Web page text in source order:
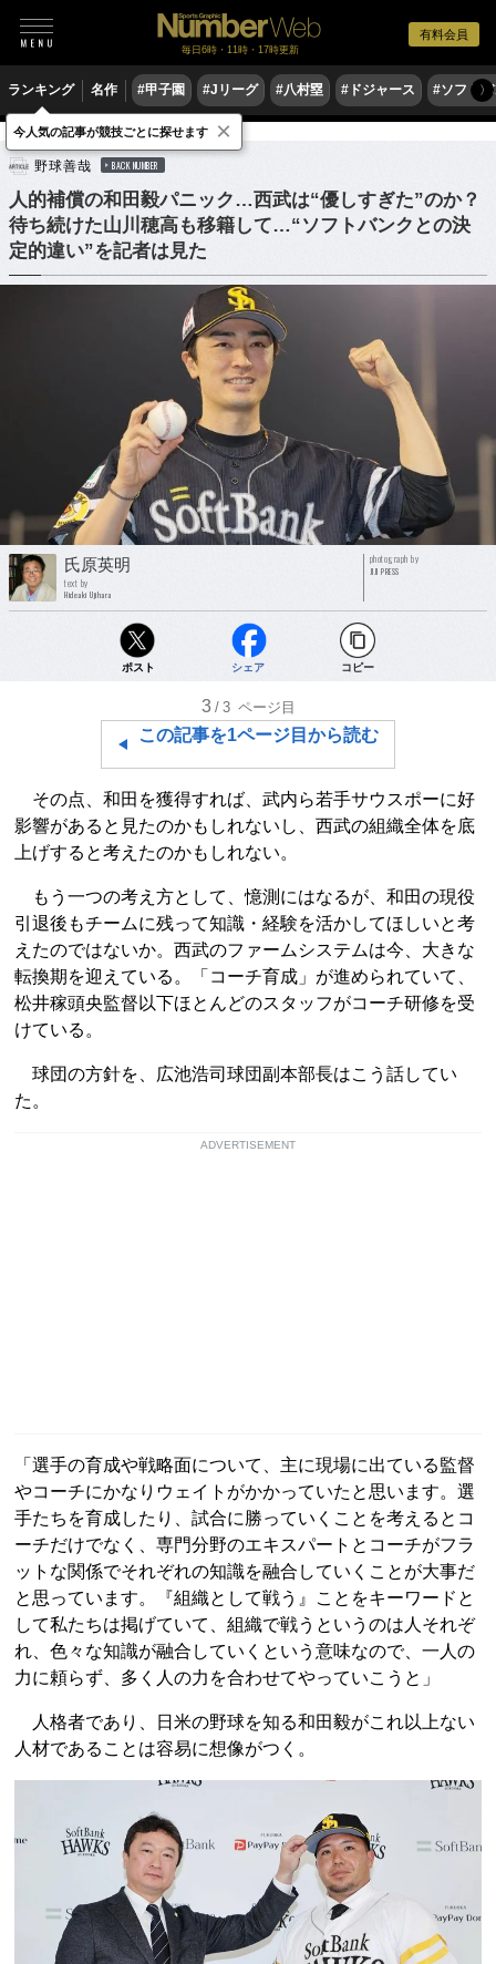
有料会員
毎日6時・11時・17時更新
ランキング 名作 #甲子園 #Jリーグ #八村塁 #ドジャース #ソフト〉
野球 プロ野球
野球善哉 BACK NUMBER
人的補償の和田毅パニック…西武は“優しすぎた”のか？
待ち続けた山川穂高も移籍して…“ソフトバンクとの決
定的違い”を記者は見た
氏原英明
text by
Hideaki Ujihara
photograph by
JIJI PRESS
ポスト シェア コピー
3 /3 ページ目
この記事を1ページ目から読む
その点、和田を獲得すれば、武内ら若手サウスポーに好
影響があると見たのかもしれないし、西武の組織全体を底
上げすると考えたのかもしれない。
もう一つの考え方として、憶測にはなるが、和田の現役
引退後もチームに残って知識・経験を活かしてほしいと考
えたのではないか。西武のファームシステムは今、大きな
転換期を迎えている。「コーチ育成」が進められていて、
松井稼頭央監督以下ほとんどのスタッフがコーチ研修を受
けている。
球団の方針を、広池浩司球団副本部長はこう話してい
た。
ADVERTISEMENT
「選手の育成や戦略面について、主に現場に出ている監督
やコーチにかなりウェイトがかかっていたと思います。選
手たちを育成したり、試合に勝っていくことを考えるとコ
ーチだけでなく、専門分野のエキスパートとコーチがフラ
ットな関係でそれぞれの知識を融合していくことが大事だ
と思っています。『組織として戦う』ことをキーワードと
して私たちは掲げていて、組織で戦うというのは人それぞ
れ、色々な知識が融合していくという意味なので、一人の
力に頼らず、多く人の力を合わせてやっていこうと」
人格者であり、日米の野球を知る和田毅がこれ以上ない
人材であることは容易に想像がつく。
今人気の記事が競技ごとに探せます ×